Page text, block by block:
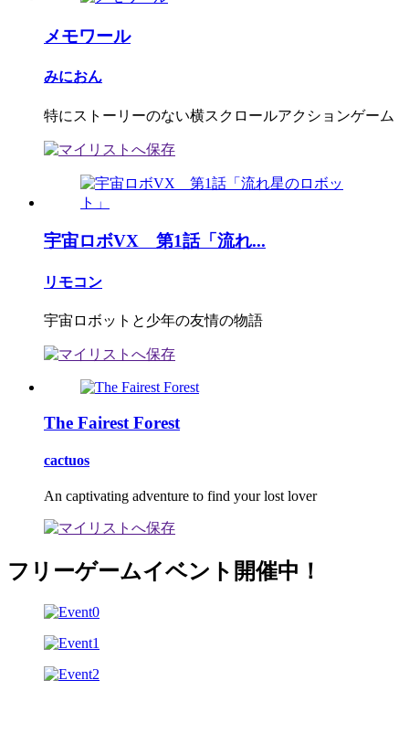
メモワール
みにおん
特にストーリーのない横スクロールアクションゲーム
宇宙ロボVX 第1話「流れ...
リモコン
宇宙ロボットと少年の友情の物語
The Fairest Forest
cactuos
An captivating adventure to find your lost lover
フリーゲームイベント開催中！